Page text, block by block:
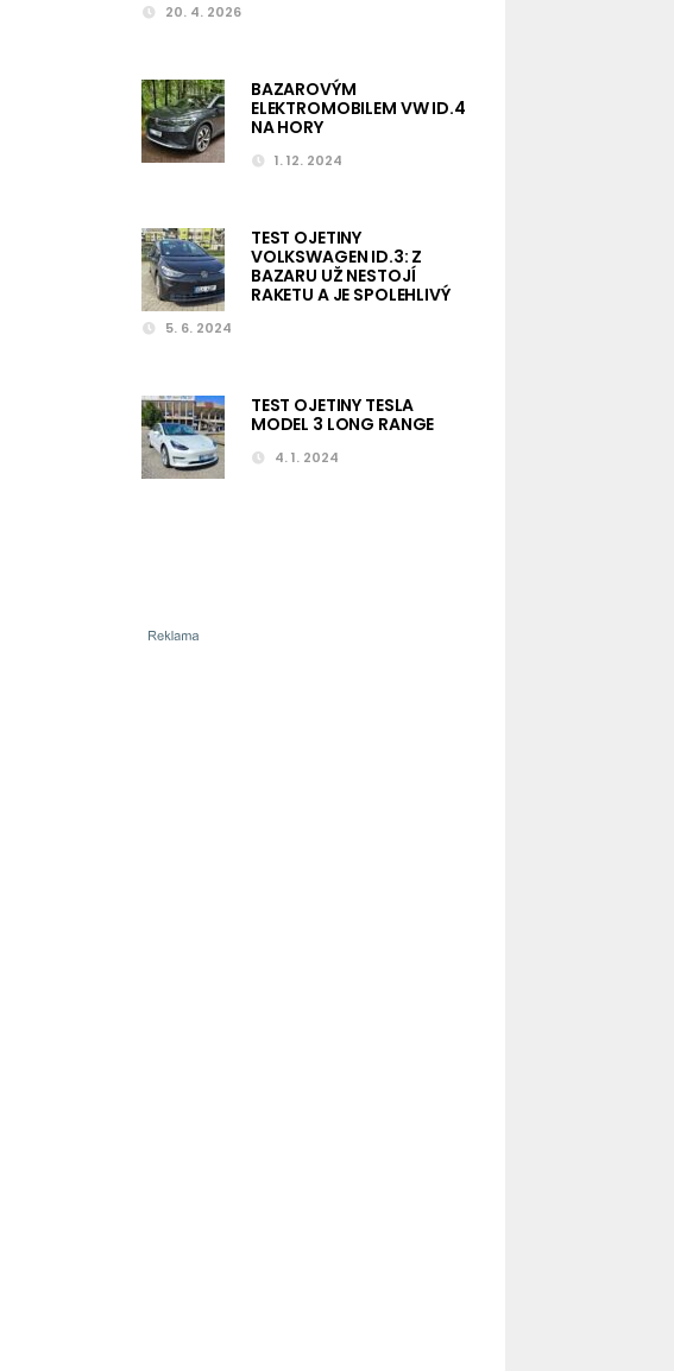
20. 4. 2026
BAZAROVÝM
ELEKTROMOBILEM VW ID.4
NA HORY
1. 12. 2024
TEST OJETINY
VOLKSWAGEN ID.3: Z
BAZARU UŽ NESTOJÍ
RAKETU A JE SPOLEHLIVÝ
5. 6. 2024
TEST OJETINY TESLA
MODEL 3 LONG RANGE
4. 1. 2024